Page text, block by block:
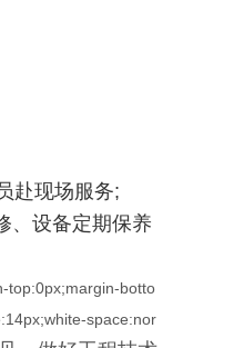
赴现场服务;
、设备定期保养
top:0px;margin-botto
space:nor